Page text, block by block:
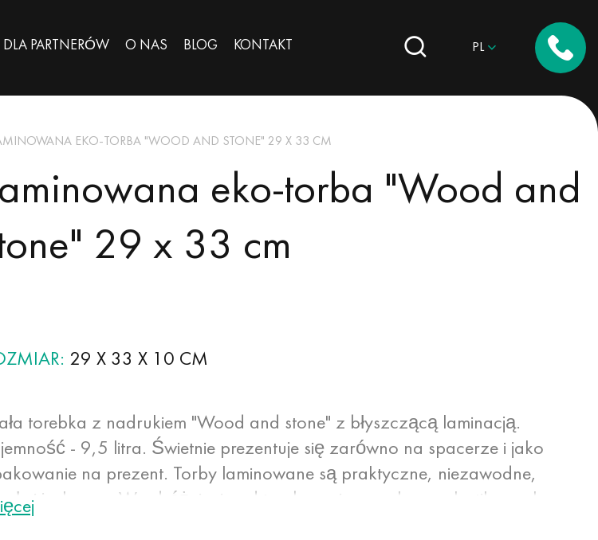
DLA PARTNERÓW O NAS BLOG KONTAKT PL
EKO-TORBA "WOOD AND STONE" 29 X 33 CM
eko-torba "Wood and
29 x 33 cm
29 Х 33 Х 10 CM
torebka z nadrukiem "Wood and stone" z błyszczącą laminacją.
- 9,5 litra. Świetnie prezentuje się zarówno na spacerze i jako
na prezent. Torby laminowane są praktyczne, niezawodne,
i jaskrawe. W odróżnieniu od toreb papierowych czy plastikowych